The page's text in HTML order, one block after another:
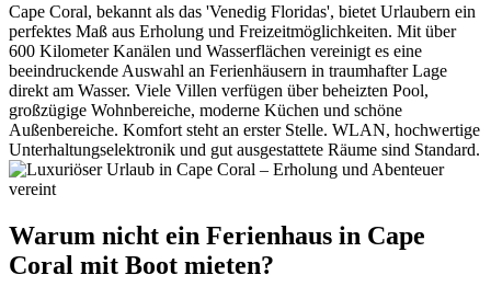
Cape Coral, bekannt als das 'Venedig Floridas', bietet Urlaubern ein
perfektes Maß aus Erholung und Freizeitmöglichkeiten. Mit über
600 Kilometer Kanälen und Wasserflächen vereinigt es eine
beeindruckende Auswahl an Ferienhäusern in traumhafter Lage
direkt am Wasser. Viele Villen verfügen über beheizten Pool,
großzügige Wohnbereiche, moderne Küchen und schöne
Außenbereiche. Komfort steht an erster Stelle. WLAN, hochwertige
Unterhaltungselektronik und gut ausgestattete Räume sind Standard.
Warum nicht ein Ferienhaus in Cape
Coral mit Boot mieten?